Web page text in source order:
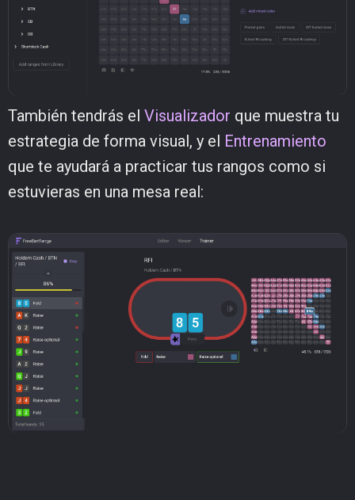
También tendrás el Visualizador que muestra tu
estrategia de forma visual, y el Entrenamiento
que te ayudará a practicar tus rangos como si
estuvieras en una mesa real: